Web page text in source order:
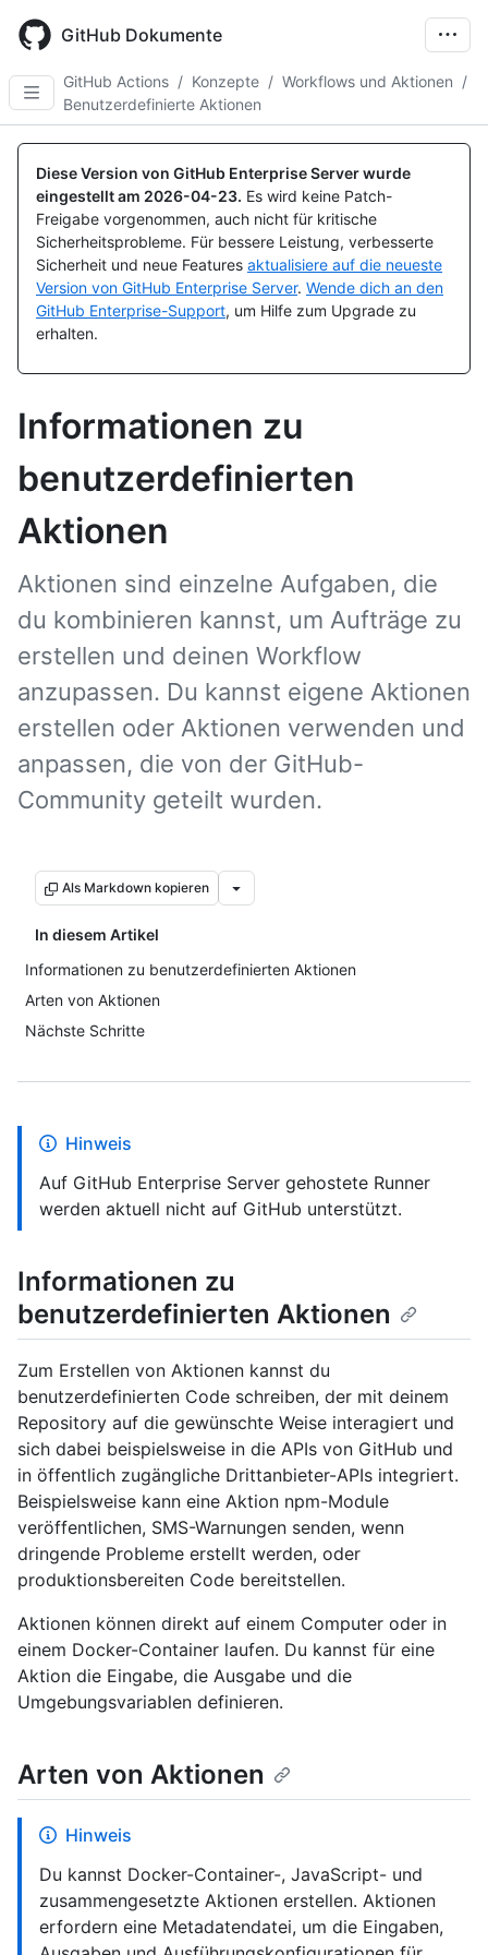
main
content
GitHub Dokumente
GitHub Actions / Konzepte / Workflows und Aktionen /
Benutzerdefinierte Aktionen
Diese Version von GitHub Enterprise Server wurde
eingestellt am 2026-04-23. Es wird keine Patch-
Freigabe vorgenommen, auch nicht für kritische
Sicherheitsprobleme. Für bessere Leistung, verbesserte
Sicherheit und neue Features aktualisiere auf die neueste
Version von GitHub Enterprise Server. Wende dich an den
GitHub Enterprise-Support, um Hilfe zum Upgrade zu
erhalten.
Informationen zu
benutzerdefinierten
Aktionen
Aktionen sind einzelne Aufgaben, die
du kombinieren kannst, um Aufträge zu
erstellen und deinen Workflow
anzupassen. Du kannst eigene Aktionen
erstellen oder Aktionen verwenden und
anpassen, die von der GitHub-
Community geteilt wurden.
Als Markdown kopieren
In diesem Artikel
Informationen zu benutzerdefinierten Aktionen
Arten von Aktionen
Nächste Schritte
Hinweis
Auf GitHub Enterprise Server gehostete Runner
werden aktuell nicht auf GitHub unterstützt.
Informationen zu
benutzerdefinierten Aktionen
Zum Erstellen von Aktionen kannst du
benutzerdefinierten Code schreiben, der mit deinem
Repository auf die gewünschte Weise interagiert und
sich dabei beispielsweise in die APIs von GitHub und
in öffentlich zugängliche Drittanbieter-APIs integriert.
Beispielsweise kann eine Aktion npm-Module
veröffentlichen, SMS-Warnungen senden, wenn
dringende Probleme erstellt werden, oder
produktionsbereiten Code bereitstellen.
Aktionen können direkt auf einem Computer oder in
einem Docker-Container laufen. Du kannst für eine
Aktion die Eingabe, die Ausgabe und die
Umgebungsvariablen definieren.
Arten von Aktionen
Hinweis
Du kannst Docker-Container-, JavaScript- und
zusammengesetzte Aktionen erstellen. Aktionen
erfordern eine Metadatendatei, um die Eingaben,